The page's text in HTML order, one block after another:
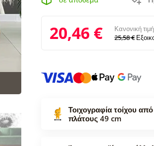
20,46 €
Κανονική
25,58 €
Τοιχογραφία τοίχου
πλάτους 49 cm